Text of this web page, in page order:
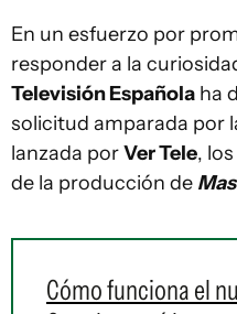
En un esfuerzo por
responder a la
Televisión Española ha
solicitud amparada por
lanzada porVer Tele,
de la producción de
Cómo funciona el